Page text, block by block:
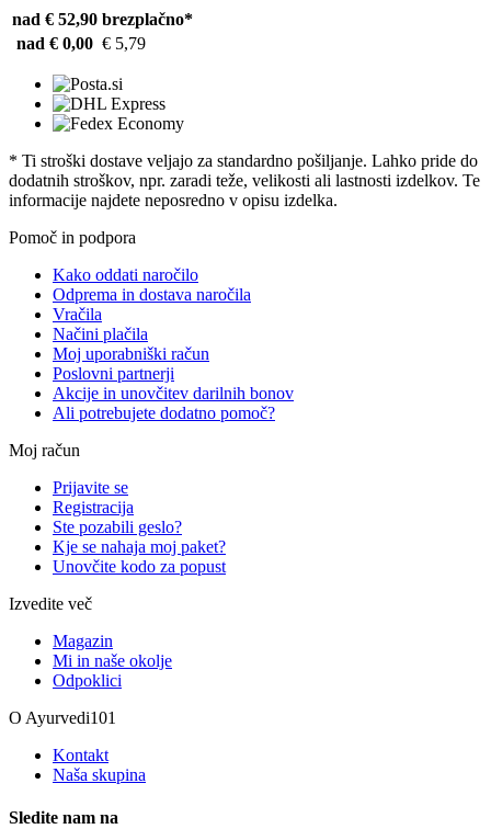
nad € 52,90 brezplačno*
nad € 0,00 € 5,79
* Ti stroški dostave veljajo za standardno pošiljanje. Lahko pride do
dodatnih stroškov, npr. zaradi teže, velikosti ali lastnosti izdelkov. Te
informacije najdete neposredno v opisu izdelka.
Pomoč in podpora
Kako oddati naročilo
Odprema in dostava naročila
Vračila
Načini plačila
Moj uporabniški račun
Poslovni partnerji
Akcije in unovčitev darilnih bonov
Ali potrebujete dodatno pomoč?
Moj račun
Prijavite se
Registracija
Ste pozabili geslo?
Kje se nahaja moj paket?
Unovčite kodo za popust
Izvedite več
Magazin
Mi in naše okolje
Odpoklici
O Ayurvedi101
Kontakt
Naša skupina
Sledite nam na